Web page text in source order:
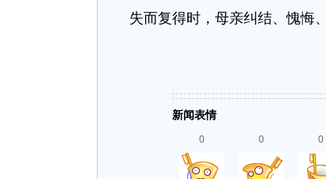
失而复得时，母亲纠结、愧悔
新闻表情
0 0 0